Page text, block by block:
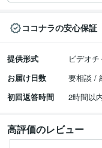
ココナラの安心保証
提供形式
ビデオ
お届け日数
要相談 /
初回返答時間
2時間以
高評価のレビュー